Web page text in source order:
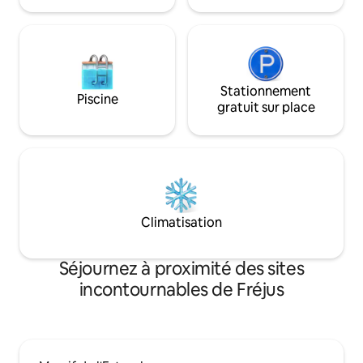
Piscine
Stationnement
gratuit sur place
Climatisation
Séjournez à proximité des sites
incontournables de Fréjus